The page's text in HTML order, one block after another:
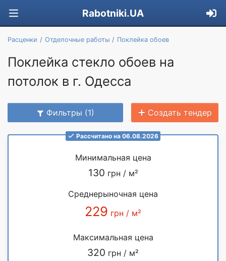
Rabotniki.UA
Расценки Отделочные работы Поклейка обоев
Поклейка стекло обоев на
потолок в г. Одесса
Фильтры (1) Создать тендер
Рассчитано на 06.08.2026
Минимальная цена
130 грн / м²
Среднерыночная цена
229 грн / м²
Максимальная цена
320 грн / м²